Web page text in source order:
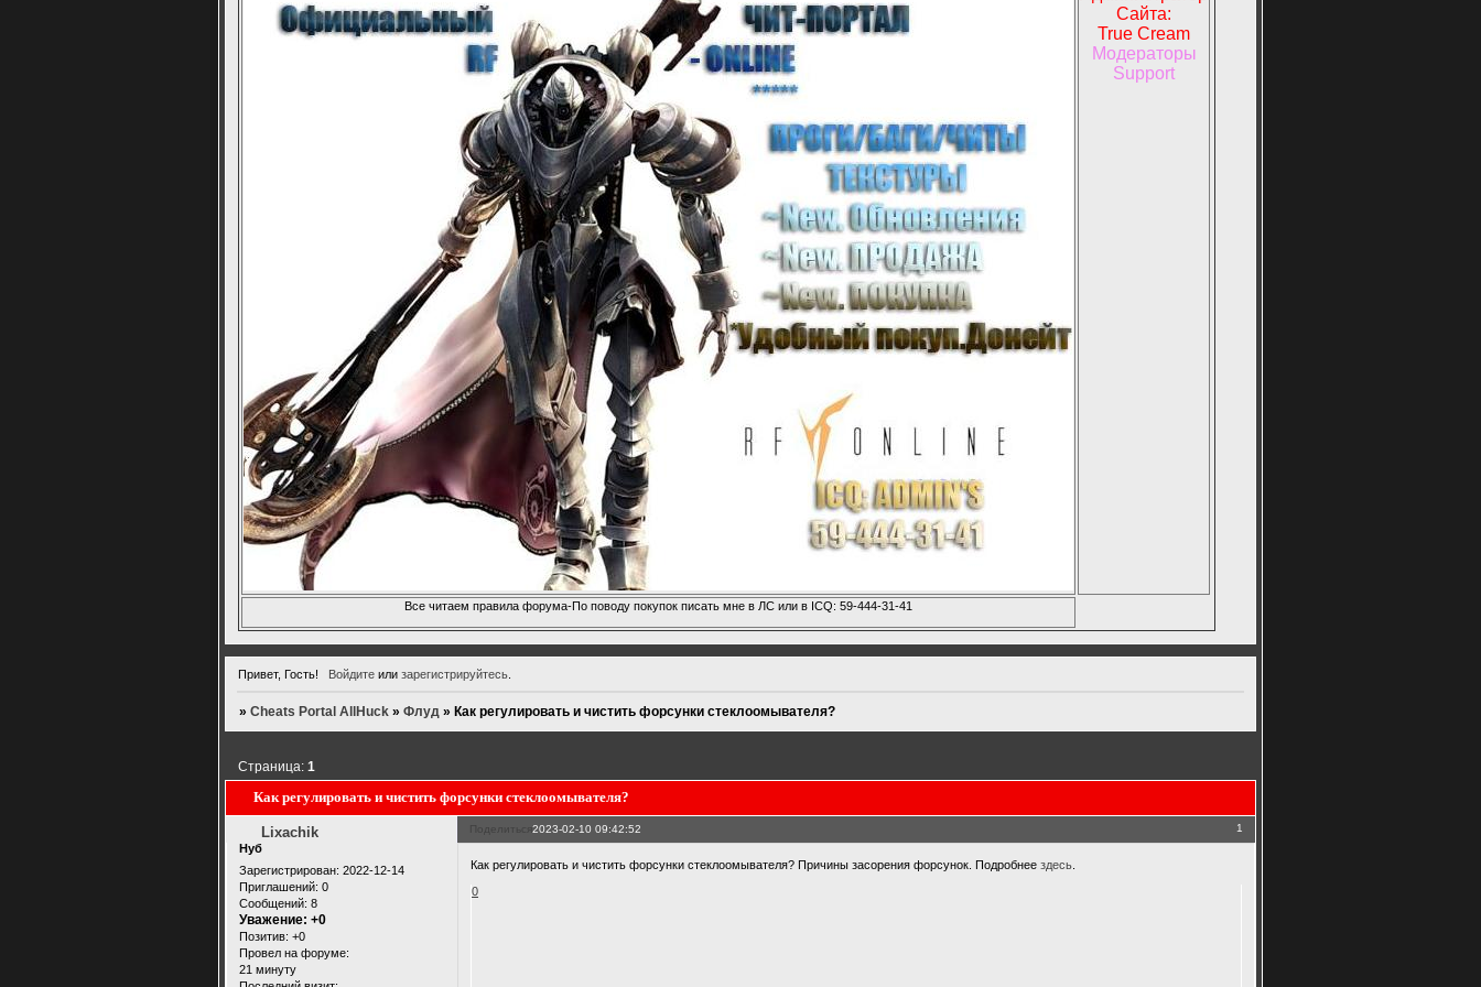
Сайта:
True Cream
Модераторы
Support
Все читаем правила форума-По поводу покупок писать мне в ЛС или в ICQ: 59-444-31-41
Привет, Гость! Войдитеили зарегистрируйтесь.
»Cheats Portal AllHuck »Флуд » Как регулировать и чистить форсунки стеклоомывателя?
Как регулировать и чистить форсунки стеклоомывателя?
Страница:1
Поделиться 1
2023-02-10 09:42:52
Lixachik
Нуб
Зарегистрирован: 2022-12-14
Приглашений: 0
Сообщений: 8
Уважение: +0
Позитив: +0
Провел на форуме:
21 минуту
Как регулировать и чистить форсунки стеклоомывателя? Причины засорения форсунок. Подробнеездесь
0